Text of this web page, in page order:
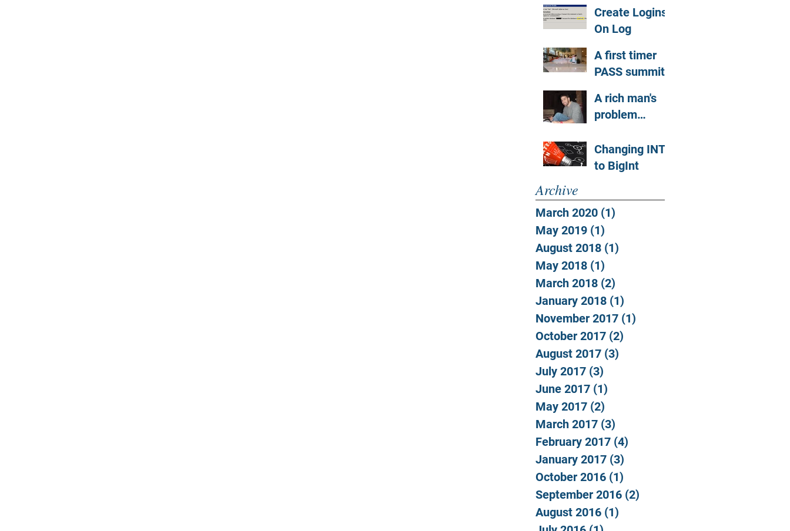
Create Logins
On Log
Databases
A first timer
PASS summit
A rich man's
problem…
Changing INT
to BigInt
Archive
March 2020 (1)
May 2019 (1)
August 2018 (1)
May 2018 (1)
March 2018 (2)
January 2018 (1)
November 2017 (1)
October 2017 (2)
August 2017 (3)
July 2017 (3)
June 2017 (1)
May 2017 (2)
March 2017 (3)
February 2017 (4)
January 2017 (3)
October 2016 (1)
September 2016 (2)
August 2016 (1)